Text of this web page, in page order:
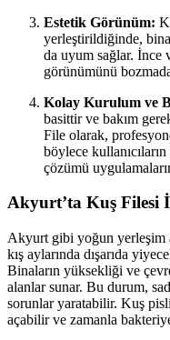
Estetik Görünüm:
yerleştirildiğinde, bina
da uyum sağlar. İnce
görünümünü
Kolay Kurulum ve
basittir ve bakım
File olarak,
böylece
çözümü
Akyurt’ta Kuş Filesi
Akyurt gibi yoğun yerleşim
kış aylarında dışarıda
Binaların yüksekliği ve
alanlar sunar. Bu durum,
sorunlar yaratabilir. Kuş
açabilir ve zamanla